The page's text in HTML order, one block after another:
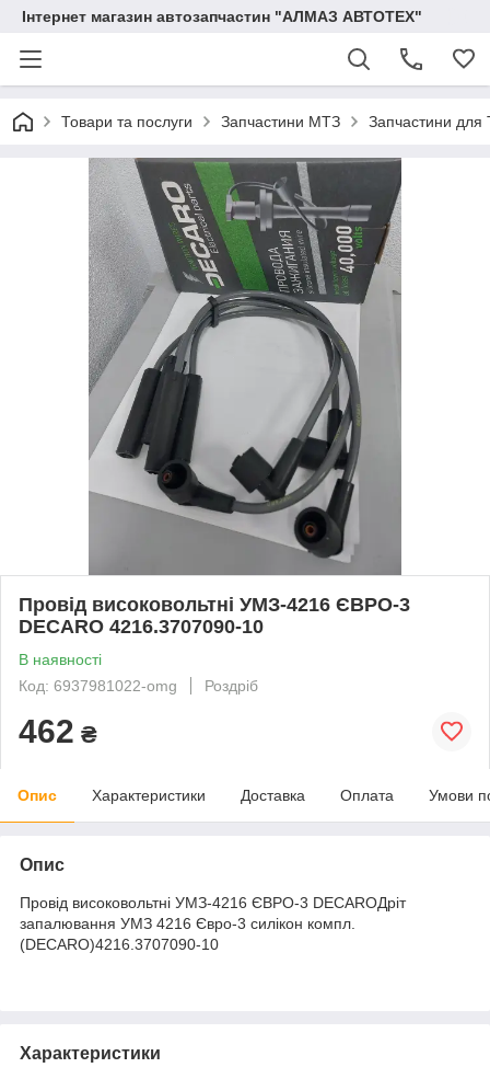
Інтернет магазин автозапчастин "АЛМАЗ АВТОТЕХ"
Товари та послуги Запчастини МТЗ Запчастини
Провід високовольтні УМЗ-4216 ЄВРО-3
DECARO 4216.3707090-10
В наявності
Код: 6937981022-omg
Роздріб
462 ₴
Опис Характеристики Доставка Оплата Умови
Опис
Провід високовольтні УМЗ-4216 ЄВРО-3 DECAROДріт
запалювання УМЗ 4216 Євро-3 силікон компл.
(DECARO)4216.3707090-10
Характеристики